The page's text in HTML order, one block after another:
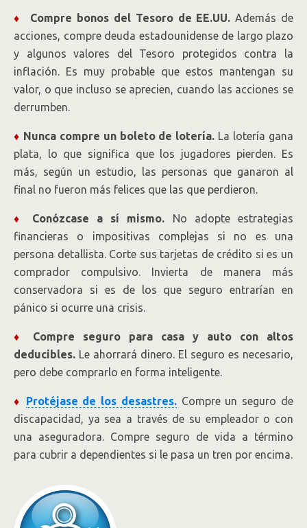
♦ Compre bonos del Tesoro de EE.UU. Además de
acciones, compre deuda estadounidense de largo plazo
y algunos valores del Tesoro protegidos contra la
inflación. Es muy probable que estos mantengan su
valor, o que incluso se aprecien, cuando las acciones se
derrumben.
♦ Nunca compre un boleto de lotería. La lotería gana
plata, lo que significa que los jugadores pierden. Es
más, según un estudio, las personas que ganaron al
final no fueron más felices que las que perdieron.
♦ Conózcase a sí mismo. No adopte estrategias
financieras o impositivas complejas si no es una
persona detallista. Corte sus tarjetas de crédito si es un
comprador compulsivo. Invierta de manera más
conservadora si es de los que seguro entrarían en
pánico si ocurre una crisis.
♦
Compre seguro para casa y auto con altos
deducibles. Le ahorrará dinero. El seguro es necesario,
pero debe comprarlo en forma inteligente.
♦ Protéjase de los desastres.Compre un seguro de
discapacidad, ya sea a través de su empleador o con
una aseguradora. Compre seguro de vida a término
para cubrir a dependientes si le pasa un tren por encima.